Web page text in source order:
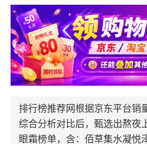
排行榜推荐网根据京东平台销
综合分析对比后，甄选出熬夜
眼霜榜单，含：佰草集水凝悦